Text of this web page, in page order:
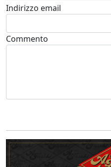
Indirizzo email
Commento